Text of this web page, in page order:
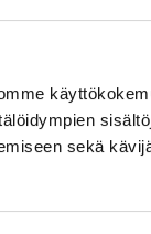
sekä